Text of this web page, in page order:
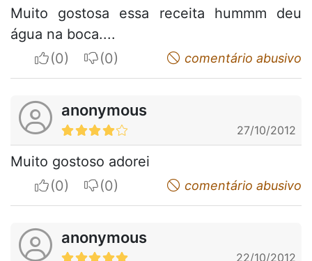
Muito gostosa essa receita hummm deu
água na boca....
I apreciateI do not appreciatecomentário abusivo
anonymous
27/10/2012
Muito gostoso adorei
I apreciateI do not appreciatecomentário abusivo
anonymous
22/10/2012